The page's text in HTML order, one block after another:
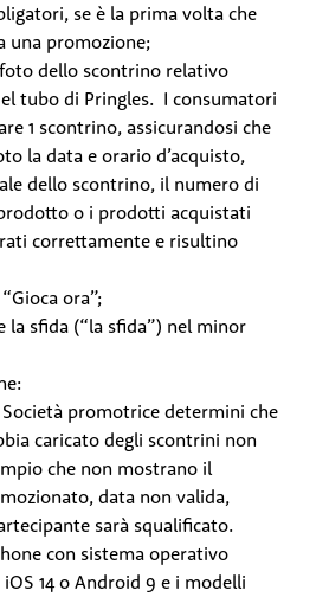
se è la prima volta che
una promozione;
dello scontrino relativo
tubo di Pringles. I consumatori
1 scontrino, assicurandosi che
la data e orario d’acquisto,
dello scontrino, il numero di
o i prodotti acquistati
correttamente e risultino
ora”;
la sfida (“la sfida”) nel minor
promotrice determini che
caricato degli scontrini non
che non mostrano il
data non valida,
sarà squalificato.
con sistema operativo
14 o Android 9 e i modelli